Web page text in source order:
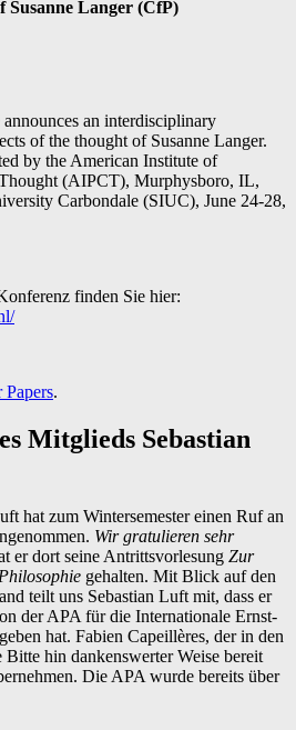
Susanne Langer (CfP)
an interdisciplinary
of the thought of Susanne Langer.
by the American Institute of
(AIPCT), Murphysboro, IL,
Carbondale (SIUC), June 24-28,
finden Sie hier:
.
Mitglieds Sebastian
hat zum Wintersemester einen Ruf an
Wir gratulieren sehr
er dort seine Antrittsvorlesung Zur
gehalten. Mit Blick auf den
teilt uns Sebastian Luft mit, dass er
der APA für die Internationale Ernst-
hat. Fabien Capeillères, der in den
hin dankenswerter Weise bereit
Die APA wurde bereits über